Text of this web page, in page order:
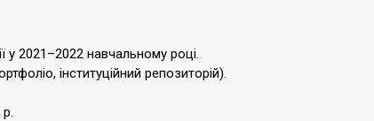
у 2021–2022 навчальному році.
інституційний репозиторій).